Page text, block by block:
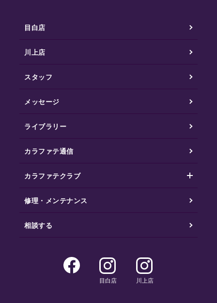
目白店
川上店
スタッフ
メッセージ
ライブラリー
カラファテ通信
カラファテクラブ
修理・メンテナンス
相談する
目白店 川上店